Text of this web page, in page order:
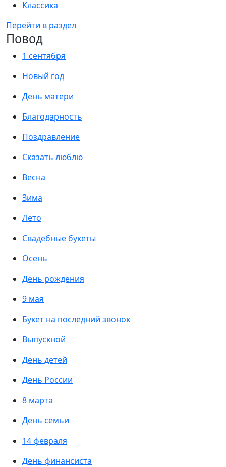
Классика
Перейти в раздел
Повод
1 сентября
Новый год
День матери
Благодарность
Поздравление
Сказать люблю
Весна
Зима
Лето
Свадебные букеты
Осень
День рождения
9 мая
Букет на последний звонок
Выпускной
День детей
День России
8 марта
День семьи
14 февраля
День финансиста